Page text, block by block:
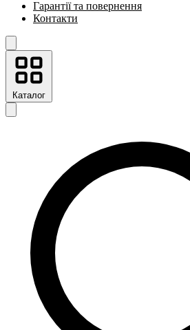
Гарантії та повернення
Контакти
Каталог